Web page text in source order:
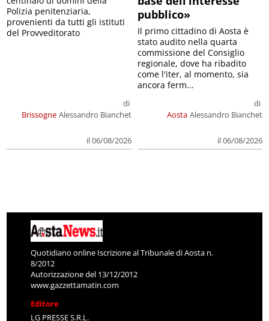
Alessandro Bianchet
provenienti da tutti gli istituti
del Provveditorato
Alessandro Bianchet
Il primo cittadino di Aosta è
stato audito nella quarta
commissione del Consiglio
regionale, dove ha ribadito
come l'iter, al momento, sia
ancora ferm...
Quotidiano online Iscrizione al Tribunale di Aosta n.
8/2012
Autorizzazione del 13/12/2012
www.gazzettamatin.com
Editore
LG PRESSE S.R.L.
via Festaz, 52 11100 AOSTA